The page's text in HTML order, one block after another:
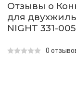
Отзывы о
для
NIGHT 331-005
0